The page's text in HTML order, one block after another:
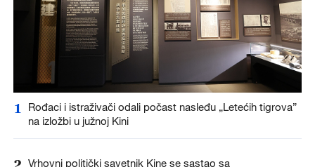
1
Rođaci i istraživači odali počast nasleđu „Letećih tigrova”
na izložbi u južnoj Kini
Vrhovni politički savetnik Kine se sastao sa